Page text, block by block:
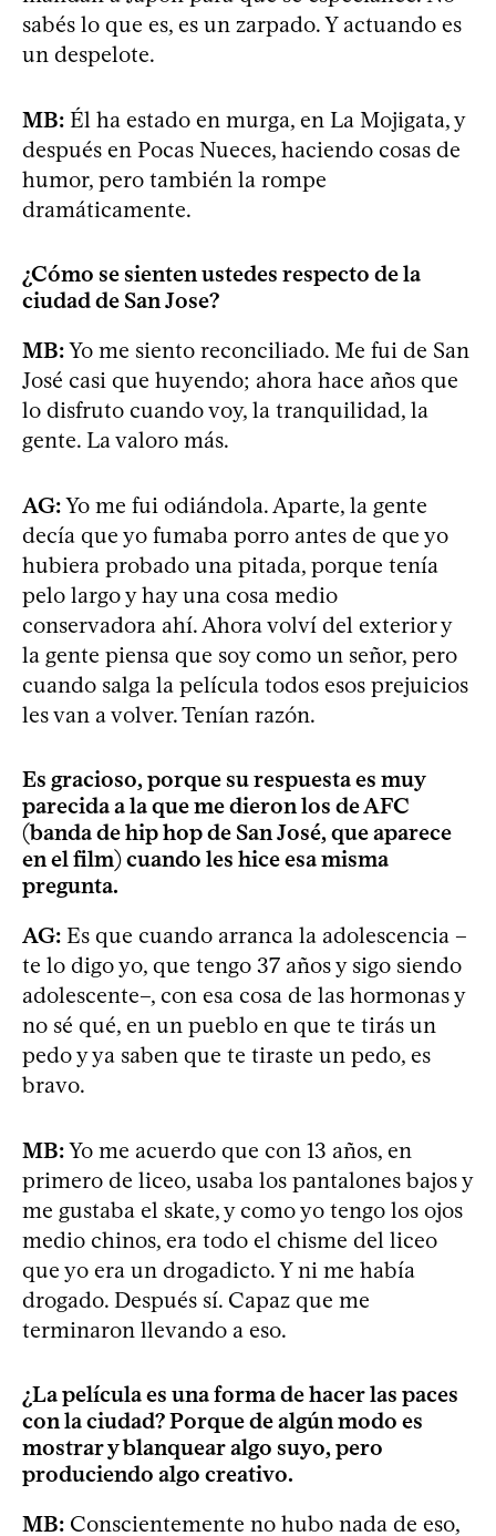
sabés lo que es, es un zarpado. Y actuando es
un despelote.
MB: Él ha estado en murga, en La Mojigata, y
después en Pocas Nueces, haciendo cosas de
humor, pero también la rompe
dramáticamente.
¿Cómo se sienten ustedes respecto de la
ciudad de San Jose?
MB:Yo me siento reconciliado. Me fui de San
José casi que huyendo; ahora hace años que
lo disfruto cuando voy, la tranquilidad, la
gente. La valoro más.
AG:Yo me fui odiándola. Aparte, la gente
decía que yo fumaba porro antes de que yo
hubiera probado una pitada, porque tenía
pelo largo y hay una cosa medio
conservadora ahí. Ahora volví del exterior y
la gente piensa que soy como un señor, pero
cuando salga la película todos esos prejuicios
les van a volver. Tenían razón.
Es gracioso, porque su respuesta es muy
parecida a la que me dieron los de AFC
(banda de hip hop de San José, que aparece
en el film) cuando les hice esa misma
pregunta.
AG: Es que cuando arranca la adolescencia –
te lo digo yo, que tengo 37 años y sigo siendo
adolescente–, con esa cosa de las hormonas y
no sé qué, en un pueblo en que te tirás un
pedo y ya saben que te tiraste un pedo, es
bravo.
MB:Yo me acuerdo que con 13 años, en
primero de liceo, usaba los pantalones bajos y
me gustaba el skate, y como yo tengo los ojos
medio chinos, era todo el chisme del liceo
que yo era un drogadicto. Y ni me había
drogado. Después sí. Capaz que me
terminaron llevando a eso.
¿La película es una forma de hacer las paces
con la ciudad? Porque de algún modo es
mostrar y blanquear algo suyo, pero
produciendo algo creativo.
MB: Conscientemente no hubo nada de eso,